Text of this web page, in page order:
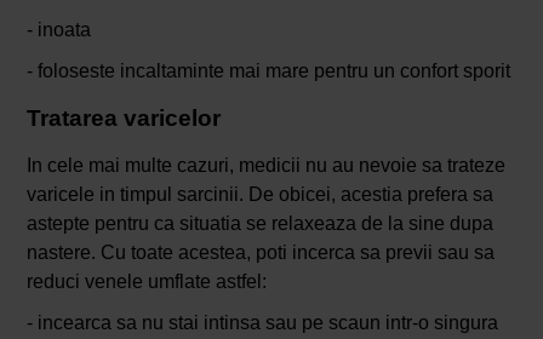
- inoata
- foloseste incaltaminte mai mare pentru un confort sporit
Tratarea varicelor
In cele mai multe cazuri, medicii nu au nevoie sa trateze
varicele in timpul sarcinii. De obicei, acestia prefera sa
astepte pentru ca situatia se relaxeaza de la sine dupa
nastere. Cu toate acestea, poti incerca sa previi sau sa
reduci venele umflate astfel:
- incearca sa nu stai intinsa sau pe scaun intr-o singura